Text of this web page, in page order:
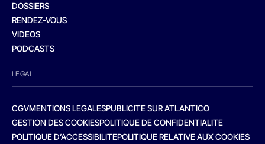
DOSSIERS
RENDEZ-VOUS
VIDEOS
PODCASTS
LEGAL
CGVMENTIONS LEGALESPUBLICITE SUR ATLANTICO
GESTION DES COOKIESPOLITIQUE DE CONFIDENTIALITE
POLITIQUE D’ACCESSIBILITEPOLITIQUE RELATIVE AUX COOKIES